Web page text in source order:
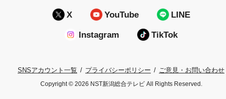
X YouTube LINE
Instagram TikTok
SNSアカウント一覧 プライバシーポリシー ご意見・お問い合わせ
Copyright © 2026 NST新潟総合テレビ All Rights Reserved.